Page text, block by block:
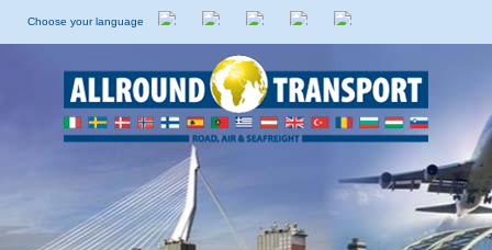
Choose your language
HolländskaEngelskaItalienskaSpanskaSvenska